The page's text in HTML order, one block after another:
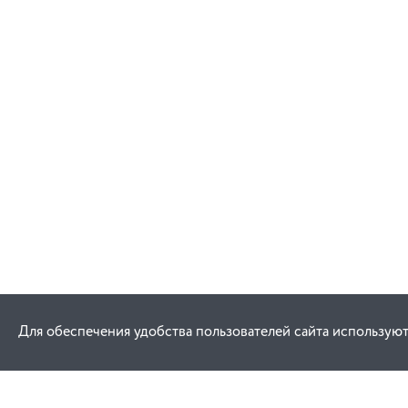
Для обеспечения удобства пользователей сайта